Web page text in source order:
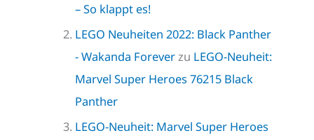
– So klappt es!
LEGO Neuheiten 2022: Black Panther
- Wakanda Foreverzu LEGO-Neuheit:
Marvel Super Heroes 76215 Black
Panther
LEGO-Neuheit: Marvel Super Heroes